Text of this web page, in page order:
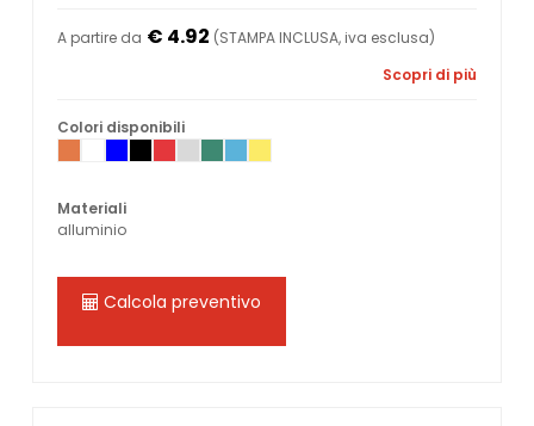
A partire da € 4.92 (STAMPA INCLUSA, iva esclusa)
Scopri di più
Colori disponibili
Materiali
alluminio
Calcola preventivo